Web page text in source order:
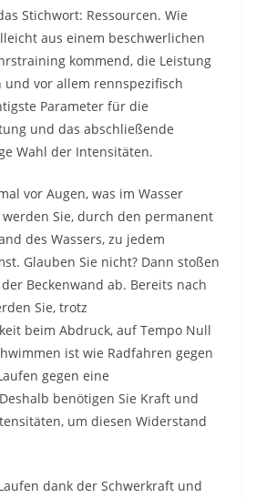
Stichwort: Ressourcen. Wie
aus einem beschwerlichen
kommend, die Leistung
vor allem rennspezifisch
Parameter für die
und das abschließende
Wahl der Intensitäten.
vor Augen, was im Wasser
Sie, durch den permanent
des Wassers, zu jedem
Glauben Sie nicht? Dann stoßen
Beckenwand ab. Bereits nach
Sie, trotz
beim Abdruck, auf Tempo Null
ist wie Radfahren gegen
gegen eine
benötigen Sie Kraft und
um diesen Widerstand
dank der Schwerkraft und